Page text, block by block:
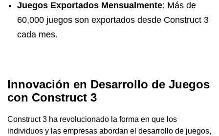
Juegos Exportados Mensualmente: Más de
60,000 juegos son exportados desde Construct 3
cada mes.
Innovación en Desarrollo de Juegos
con Construct 3
Construct 3 ha revolucionado la forma en que los
individuos y las empresas abordan el desarrollo de juegos,